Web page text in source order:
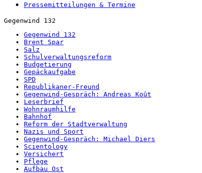
Pressemitteilungen & Termine
Gegenwind 132
Gegenwind 132
Brent Spar
Salz
Schulverwaltungsreform
Budgetierung
Gepäckaufgabe
SPD
Republikaner-Freund
Gegenwind-Gespräch: Andreas Koût
Leserbrief
Wohnraumhilfe
Bahnhof
Reform der Stadtverwaltung
Nazis und Sport
Gegenwind-Gespräch: Michael Diers
Scientology
Versichert
Pflege
Aufbau Ost